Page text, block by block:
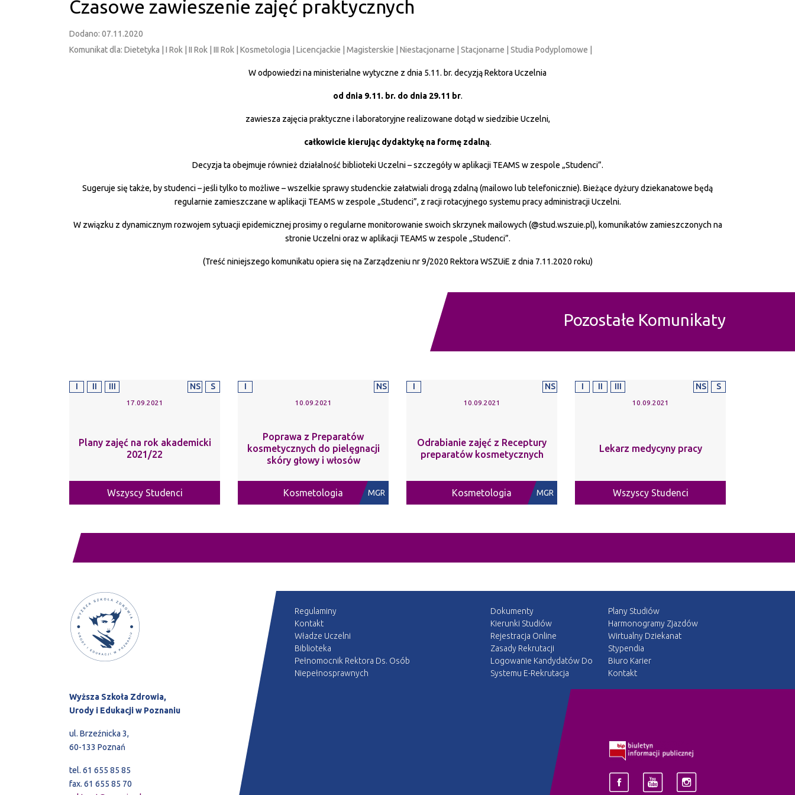
Czasowe zawieszenie zajęć praktycznych
Dodano: 07.11.2020
Komunikat dla: Dietetyka | I Rok | II Rok | III Rok | Kosmetologia | Licencjackie | Magisterskie | Niestacjonarne | Stacjonarne | Studia Podyplomowe |
W odpowiedzi na ministerialne wytyczne z dnia 5.11. br. decyzją Rektora Uczelnia
od dnia 9.11. br. do dnia 29.11 br.
zawiesza zajęcia praktyczne i laboratoryjne realizowane dotąd w siedzibie Uczelni,
całkowicie kierując dydaktykę na formę zdalną.
Decyzja ta obejmuje również działalność biblioteki Uczelni – szczegóły w aplikacji TEAMS w zespole „Studenci”.
Sugeruje się także, by studenci – jeśli tylko to możliwe – wszelkie sprawy studenckie załatwiali drogą zdalną (mailowo lub telefonicznie). Bieżące dyżury dziekanatowe będą
regularnie zamieszczane w aplikacji TEAMS w zespole „Studenci”, z racji rotacyjnego systemu pracy administracji Uczelni.
W związku z dynamicznym rozwojem sytuacji epidemicznej prosimy o regularne monitorowanie swoich skrzynek mailowych (@stud.wszuie.pl), komunikatów zamieszczonych na
stronie Uczelni oraz w aplikacji TEAMS w zespole „Studenci”.
(Treść niniejszego komunikatu opiera się na Zarządzeniu nr 9/2020 Rektora WSZUiE z dnia 7.11.2020 roku)
Pozostałe Komunikaty
I II III NS S
17.09.2021
Plany zajęć na rok akademicki
2021/22
Wszyscy Studenci
I NS
10.09.2021
Poprawa z Preparatów
kosmetycznych do pielęgnacji
skóry głowy i włosów
Kosmetologia MGR
I NS
10.09.2021
Odrabianie zajęć z Receptury
preparatów kosmetycznych
Kosmetologia MGR
I II III NS S
10.09.2021
Lekarz medycyny pracy
Wszyscy Studenci
Wyższa Szkoła Zdrowia,
Urody i Edukacji w Poznaniu
ul. Brzeźnicka 3,
60-133 Poznań
tel. 61 655 85 85
fax. 61 655 85 70
Regulaminy
Kontakt
Władze Uczelni
Biblioteka
Pełnomocnik Rektora Ds. Osób
Niepełnosprawnych
Dokumenty
Kierunki Studiów
Rejestracja Online
Zasady Rekrutacji
Logowanie Kandydatów Do
Systemu E-Rekrutacja
Plany Studiów
Harmonogramy Zjazdów
Wirtualny Dziekanat
Stypendia
Biuro Karier
Kontakt